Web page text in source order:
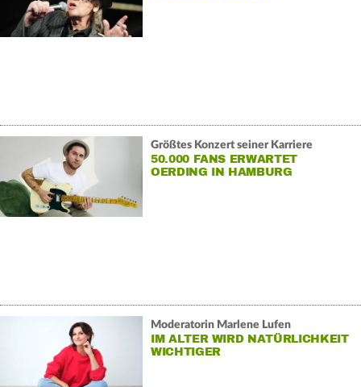
Größtes Konzert seiner Karriere
50.000 FANS ERWARTET
OERDING IN HAMBURG
Moderatorin Marlene Lufen
IM ALTER WIRD NATÜRLICHKEIT
WICHTIGER